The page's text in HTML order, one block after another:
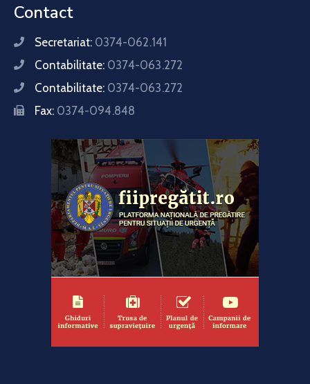
Contact
Secretariat: 0374-062.141
Contabilitate: 0374-063.272
Contabilitate: 0374-063.272
Fax: 0374-094.848